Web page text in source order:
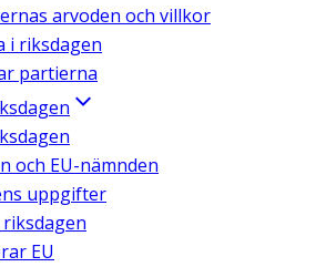
arvoden och villkor
i riksdagen
partierna
och EU-nämnden
uppgifter
EU